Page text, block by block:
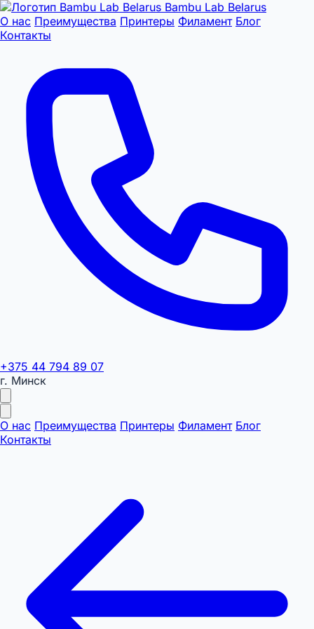
Bambu Lab Belarus
О нас Преимущества Принтеры Филамент Блог
Контакты
+375 44 794 89 07
г. Минск
О нас Преимущества Принтеры Филамент Блог
Контакты